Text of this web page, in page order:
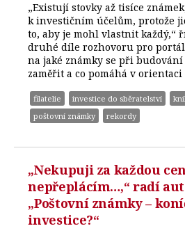
„Existují stovky až tisíce
k investičním účelům, protože
to, aby je mohl vlastnit každý,“
druhé díle rozhovoru pro
na jaké známky se při
zaměřit a co pomáhá v
filatelie investice do sběratelství
poštovní známky
rekordy
„Nekupuji za každou
nepřeplácím…,“ radí
„Poštovní známky –
investice?“